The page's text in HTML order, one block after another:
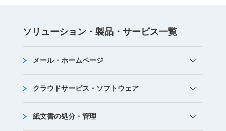
ソリューション・製品・サービス⼀覧
メール・ホームページ
クラウドサービス・ソフトウェア
紙文書の処分・管理